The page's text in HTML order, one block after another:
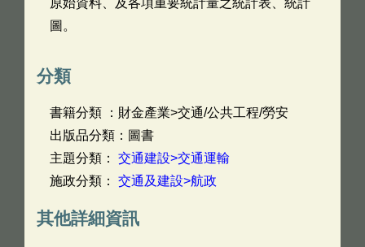
原始資料、及各項重要統計量之統計表、統計
圖。
分類
書籍分類 ：財金產業>交通/公共工程/勞安
出版品分類：圖書
主題分類： 交通建設>交通運輸
施政分類： 交通及建設>航政
其他詳細資訊